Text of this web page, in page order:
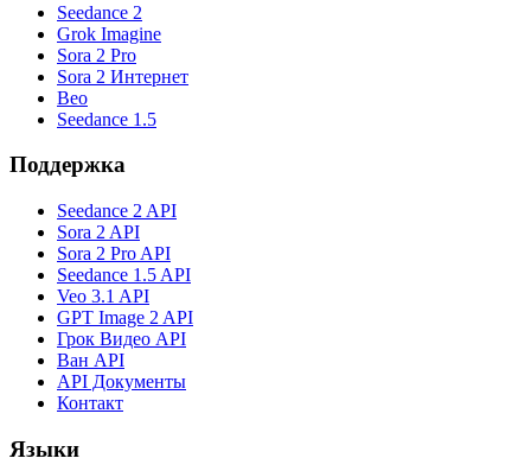
Seedance 2
Grok Imagine
Sora 2 Pro
Sora 2 Интернет
Вео
Seedance 1.5
Поддержка
Seedance 2 API
Sora 2 API
Sora 2 Pro API
Seedance 1.5 API
Veo 3.1 API
GPT Image 2 API
Грок Видео API
Ван API
API Документы
Контакт
Языки